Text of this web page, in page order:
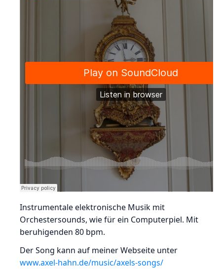
Instrumentale elektronische Musik mit
Orchestersounds, wie für ein Computerpiel. Mit
beruhigenden 80 bpm.
Der Song kann auf meiner Webseite unter
www.axel-hahn.de/music/axels-songs/